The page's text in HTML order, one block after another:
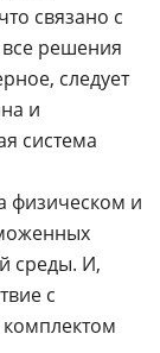
связано с
все решения
следует
и
система
физическом и
среды. И,
с